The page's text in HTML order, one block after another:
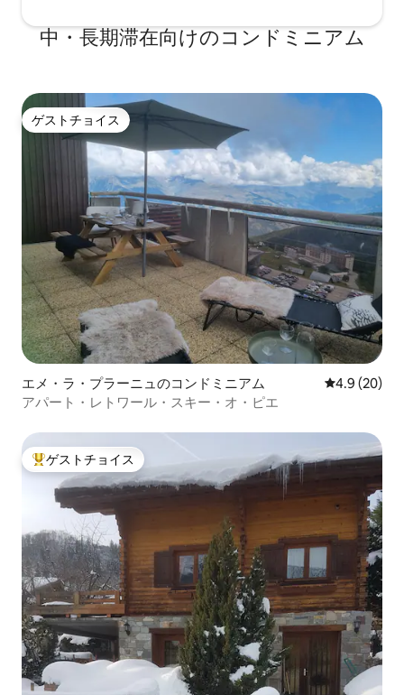
中・長期滞在向けのコンドミニアム
ゲストチョイス
ゲストチョイス
エメ・ラ・プラーニュのコンドミニアム レビュー20
4.9 (20)
アパート・レトワール・スキー・オ・ピエ
大好評のゲストチョイスです。
ゲストチョイス